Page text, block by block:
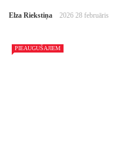
Elza Riekstiņa 2026 28 februāris
PIEAUGUŠAJIEM